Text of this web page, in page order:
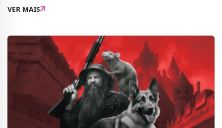
plataformas em pixel art, com uma combina
VER MAIS